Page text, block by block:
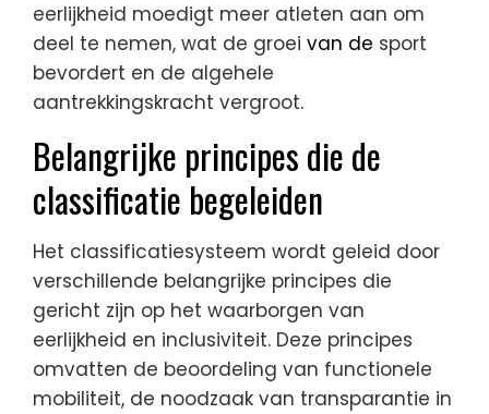
eerlijkheid moedigt meer atleten aan om
deel te nemen, wat de groei van de sport
bevordert en de algehele
aantrekkingskracht vergroot.
Belangrijke principes die de
classificatie begeleiden
Het classificatiesysteem wordt geleid door
verschillende belangrijke principes die
gericht zijn op het waarborgen van
eerlijkheid en inclusiviteit. Deze principes
omvatten de beoordeling van functionele
mobiliteit, de noodzaak van transparantie in